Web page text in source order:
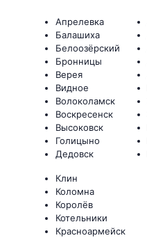
Апрелевка
Балашиха
Белоозёрский
Бронницы
Верея
Видное
Волоколамск
Воскресенск
Высоковск
Голицыно
Дедовск
Клин
Коломна
Королёв
Котельники
Красноармейск